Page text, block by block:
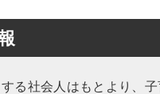
る社会人はもとより、